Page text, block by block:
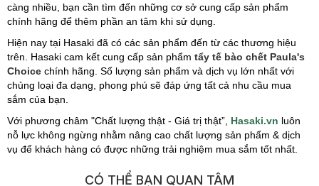
càng nhiều, bạn cần tìm đến những cơ sở cung cấp sản phẩm
chính hãng để thêm phần an tâm khi sử dụng.
Hiện nay tại Hasaki đã có các sản phẩm đến từ các thương hiệu
trên. Hasaki cam kết cung cấp sản phẩm tẩy tế bào chết Paula's
Choice chính hãng. Số lượng sản phẩm và dịch vụ lớn nhất với
chủng loại đa dạng, phong phú sẽ đáp ứng tất cả nhu cầu mua
sắm của bạn.
Với phương châm "Chất lượng thật - Giá trị thật”, Hasaki.vn luôn
nỗ lực không ngừng nhằm nâng cao chất lượng sản phẩm & dịch
vụ để khách hàng có được những trải nghiệm mua sắm tốt nhất.
CÓ THỂ BẠN QUAN TÂM